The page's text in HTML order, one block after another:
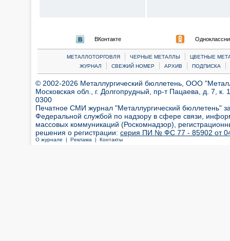
ВКонтакте
МЕТАЛЛОТОРГОВЛЯ | ЧЕРНЫЕ МЕТАЛЛЫ |
ЦВЕТНЫЕ
ЖУРНАЛ
| СВЕЖИЙ НОМЕР | АРХИВ | ПОДПИСКА |
© 2002-2026 Металлургический бюллетень, ООО
Московская обл., г. Долгопрудный, пр-т Пацаева, д. 7,
0300
Печатное СМИ журнал "Металлургический бюллетень"
Федеральной службой по надзору в сфере связи,
массовых коммуникаций (Роскомнадзор),
решения о регистрации: серия ПИ № ФС 77 - 85902 от 04
О журнале | Реклама | Контакты